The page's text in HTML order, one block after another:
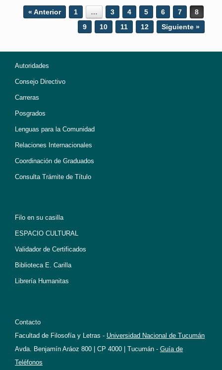
Post navigation
« Anterior 1 … 3 4 5 6 7
8
9
10 11 12 Siguiente »
Autoridades
Consejo Directivo
Carreras
Posgrados
Lenguas para la Comunidad
Relaciones Internacionales
Coordinación de Graduados
Consulta Trámite de Título
Filo en su casilla
ESPACIO CULTURAL
Validador de Certificados
Biblioteca E. Carilla
Librería Humanitas
Contacto
Facultad de Filosofía y Letras - Universidad Nacional de Tucumán
Avda. Benjamín Aráoz 800 | CP 4000 | Tucumán - Guía de
Teléfonos